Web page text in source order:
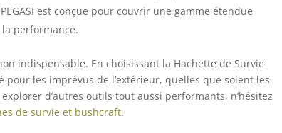
est conçue pour couvrir une gamme étendue
performance.
indispensable. En choisissant la Hachette de Survie
pour les imprévus de l’extérieur, quelles que soient les
d’autres outils tout aussi performants, n’hésitez
de survie et bushcraft.